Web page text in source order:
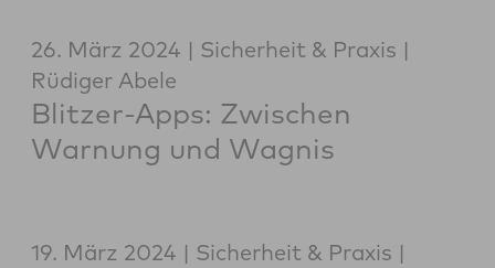
26. März 2024
Sicherheit & Praxis
Rüdiger Abele
Blitzer-Apps: Zwischen
Warnung und Wagnis
19. März 2024
Sicherheit & Praxis